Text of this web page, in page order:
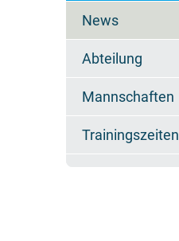
News
Abteilung
Mannschaften
U10
Trainingszeiten